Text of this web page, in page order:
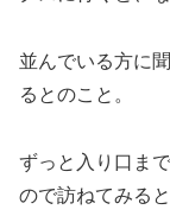
並んでいる方に
るとのこと。
ずっと入り口ま
ので訪ねてみる